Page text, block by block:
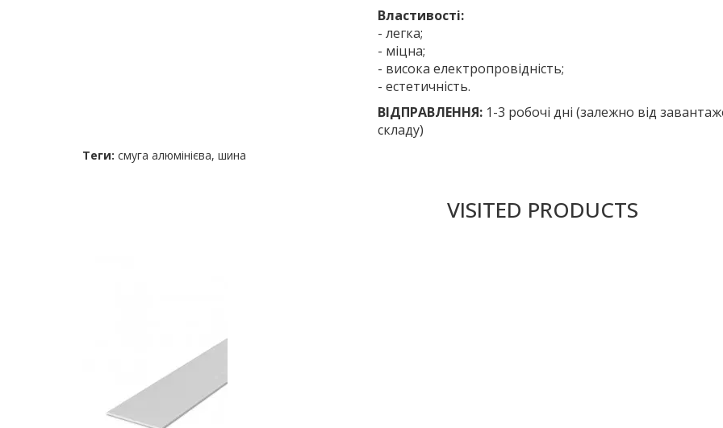
Властивості:
- легка;
- міцна;
- висока електропровідність;
- естетичність.
ВІДПРАВЛЕННЯ: 1-3 робочі дні (залежно від
складу)
Теги: смуга алюмінієва, шина
VISITED PRODUCTS